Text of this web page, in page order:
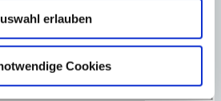
erlauben
Cookies
gelesen und akzeptiert.